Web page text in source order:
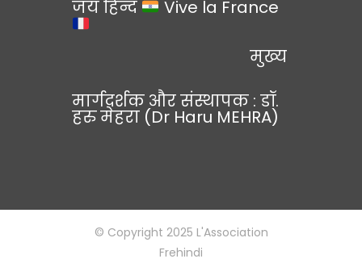
जय हिन्द Vive la France
मुख्य
मार्गदर्शक और संस्थापक : डॉ.
हरु मेहरा (Dr Haru MEHRA)
© Copyright 2025 L'Association
Frehindi